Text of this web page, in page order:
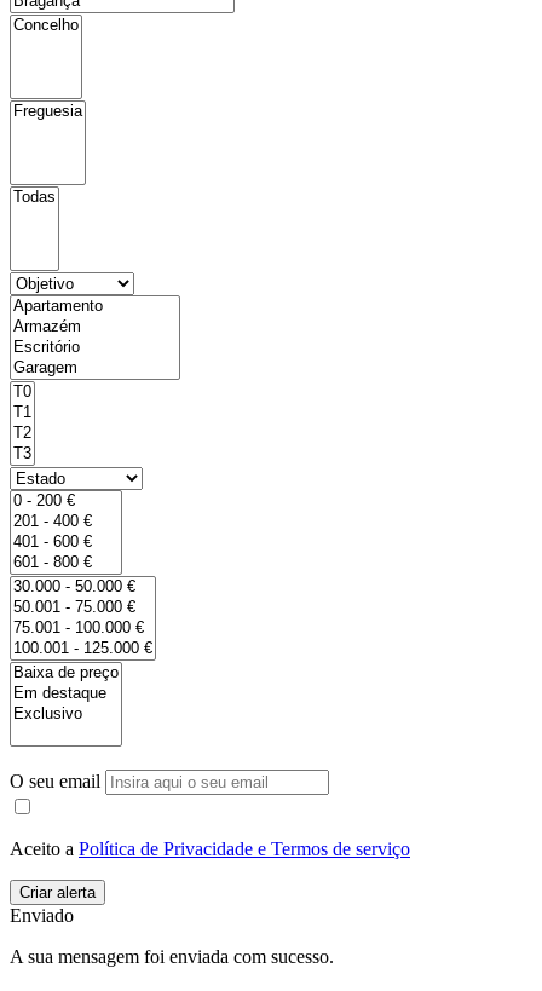
O seu email
Aceito a Política de Privacidade e Termos de serviço
Enviado
A sua mensagem foi enviada com sucesso.